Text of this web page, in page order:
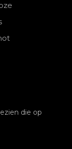
die op